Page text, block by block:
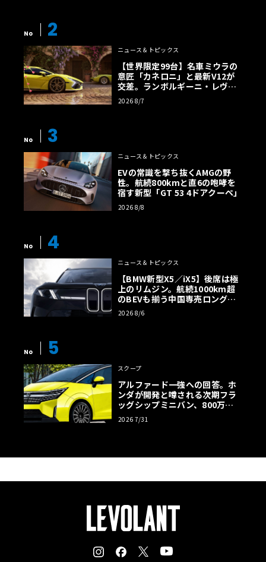
No 2
ニュース＆トピックス
【世界限定99台】名車ミウラの
意匠「カネロニ」と最新V12が
交差。ランボルギーニ・レヴエ
ルトに60周年記念車が登場
2026 8/7
No 3
ニュース＆トピックス
EVの常識を撃ち抜くAMGの野
性。航続800kmと直6の咆哮を
宿す新型「GT 53 4ドアクーペ」
2026 8/8
No 4
ニュース＆トピックス
【BMW新型X5／iX5】後席は極
上のリムジン。航続1000km超
のBEVも揃う中国専売ロング仕
様の全貌
2026 8/6
No 5
スクープ
アルファード一強への回答。ホ
ンダが開発と噂される次期フラ
ッグシップミニバン、800万円
超の勝算【予想CG】
2026 7/31